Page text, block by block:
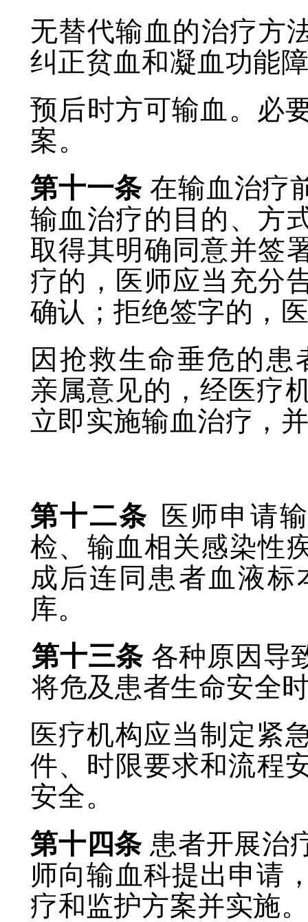
无替代输血的治疗方
纠正贫血和凝血功能
预后时方可输血。必
案。
第十一条在输血治疗
输血治疗的目的、方
取得其明确同意并签
疗的，医师应当充分
确认；拒绝签字的，
因抢救生命垂危的
亲属意见的，经医疗
立即实施输血治疗，
第十二条 医师申请
检、输血相关感染性
成后连同患者血液
库。
第十三条 各种原因导
将危及患者生命安全
医疗机构应当制定紧
件、时限要求和流程
安全。
第十四条 患者开展治
师向输血科提出申请
疗和监护方案并实施